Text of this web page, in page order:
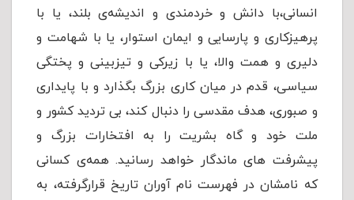
انسانی،با دانش و خردمندی و اندیشه‌ی بلند، یا با
پرهیزکاری و پارسایی و ایمان استوار، یا با شهامت و
دلیری و همت والا، یا با زیرکی و تیزبینی و پختگی
سیاسی، قدم در میان کاری بزرگ بگذارد و با پایداری
و صبوری، هدف مقدسی را دنبال کند، بی تردید کشور و
ملت خود و گاه بشریت را به افتخارات بزرگ و
پیشرفت های ماندگار خواهد رسانید. همه‌ی کسانی
که نامشان در فهرست نام آوران تاریخ قرارگرفته، به